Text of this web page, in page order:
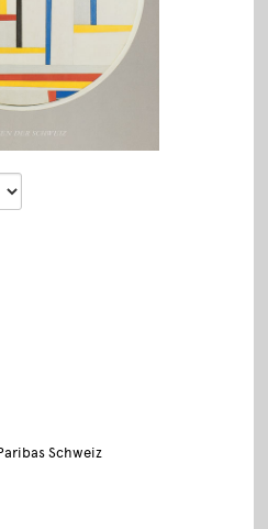
Schweiz